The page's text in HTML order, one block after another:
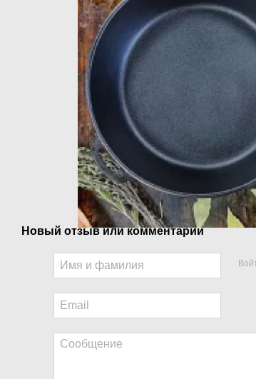
Новый отзыв или комментарий